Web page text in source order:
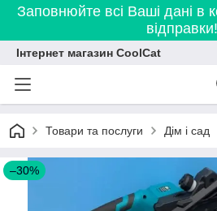
Заповнюйте всі Ваші дані в
відправки!
Інтернет магазин CoolCat
Товари та послуги Дім і сад
–30%